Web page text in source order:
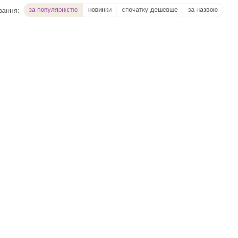
за популярністю новинки спочатку дешевше за назвою